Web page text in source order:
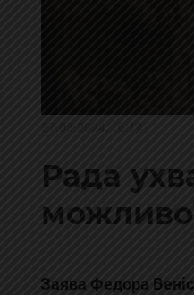
Рада
можливої
Заява Федора